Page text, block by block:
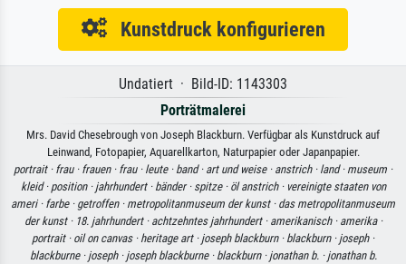
Kunstdruck konfigurieren
Undatiert · Bild-ID: 1143303
Porträtmalerei
Mrs. David Chesebrough von Joseph Blackburn. Verfügbar als Kunstdruck auf
Leinwand, Fotopapier, Aquarellkarton, Naturpapier oder Japanpapier.
portrait · frau · frauen · frau · leute · band · art und weise · anstrich · land · museum ·
kleid · position · jahrhundert · bänder · spitze · öl anstrich · vereinigte staaten von
ameri · farbe · getroffen · metropolitanmuseum der kunst · das metropolitanmuseum
der kunst · 18. jahrhundert · achtzehntes jahrhundert · amerikanisch · amerika ·
portrait · oil on canvas · heritage art · joseph blackburn · blackburn · joseph ·
blackburne · joseph · joseph blackburne · blackburn · jonathan b. · jonathan b.